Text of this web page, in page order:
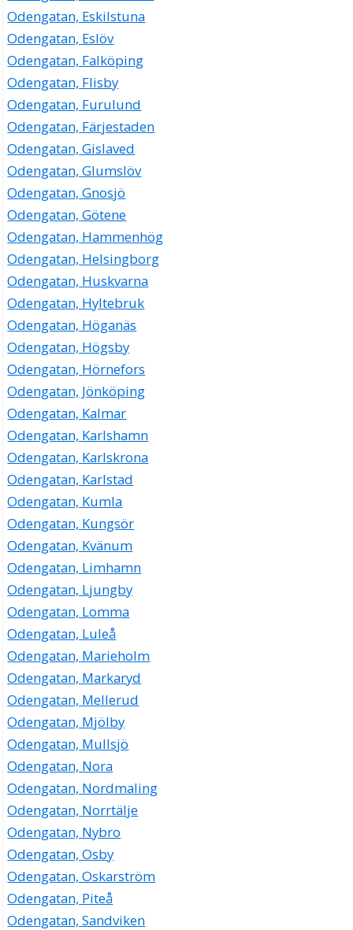
Odengatan, Eskilstuna
Odengatan, Eslöv
Odengatan, Falköping
Odengatan, Flisby
Odengatan, Furulund
Odengatan, Färjestaden
Odengatan, Gislaved
Odengatan, Glumslöv
Odengatan, Gnosjö
Odengatan, Götene
Odengatan, Hammenhög
Odengatan, Helsingborg
Odengatan, Huskvarna
Odengatan, Hyltebruk
Odengatan, Höganäs
Odengatan, Högsby
Odengatan, Hörnefors
Odengatan, Jönköping
Odengatan, Kalmar
Odengatan, Karlshamn
Odengatan, Karlskrona
Odengatan, Karlstad
Odengatan, Kumla
Odengatan, Kungsör
Odengatan, Kvänum
Odengatan, Limhamn
Odengatan, Ljungby
Odengatan, Lomma
Odengatan, Luleå
Odengatan, Marieholm
Odengatan, Markaryd
Odengatan, Mellerud
Odengatan, Mjölby
Odengatan, Mullsjö
Odengatan, Nora
Odengatan, Nordmaling
Odengatan, Norrtälje
Odengatan, Nybro
Odengatan, Osby
Odengatan, Oskarström
Odengatan, Piteå
Odengatan, Sandviken